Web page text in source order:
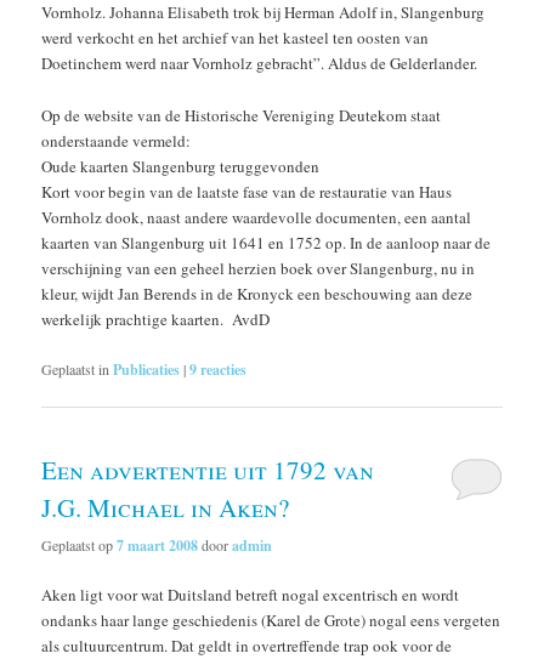
Vornholz. Johanna Elisabeth trok bij Herman Adolf in, Slangenburg
werd verkocht en het archief van het kasteel ten oosten van
Doetinchem werd naar Vornholz gebracht”. Aldus de Gelderlander.
Op de website van de Historische Vereniging Deutekom staat
onderstaande vermeld:
Oude kaarten Slangenburg teruggevonden
Kort voor begin van de laatste fase van de restauratie van Haus
Vornholz dook, naast andere waardevolle documenten, een aantal
kaarten van Slangenburg uit 1641 en 1752 op. In de aanloop naar de
verschijning van een geheel herzien boek over Slangenburg, nu in
kleur, wijdt Jan Berends in de Kronyck een beschouwing aan deze
werkelijk prachtige kaarten. AvdD
Geplaatst in Publicaties|9reacties
Een advertentie uit 1792 van
J.G. Michael in Aken?
Geplaatst op7 maart 2008dooradmin
Aken ligt voor wat Duitsland betreft nogal excentrisch en wordt
ondanks haar lange geschiedenis (Karel de Grote) nogal eens vergeten
als cultuurcentrum. Dat geldt in overtreffende trap ook voor de